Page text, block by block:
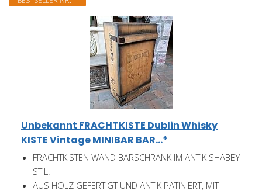
Unbekannt FRACHTKISTE Dublin Whisky
KISTE Vintage MINIBAR BAR...*
FRACHTKISTEN WAND BARSCHRANK IM ANTIK SHABBY
STIL.
AUS HOLZ GEFERTIGT UND ANTIK PATINIERT, MIT